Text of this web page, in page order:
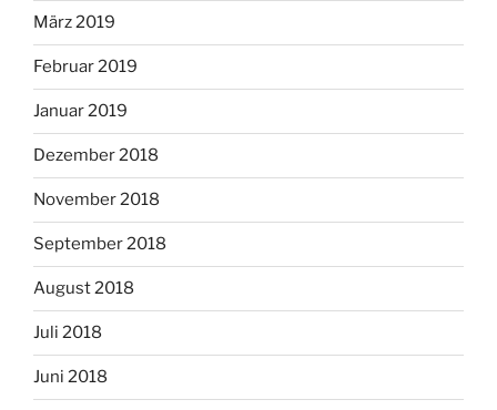
März 2019
Februar 2019
Januar 2019
Dezember 2018
November 2018
September 2018
August 2018
Juli 2018
Juni 2018